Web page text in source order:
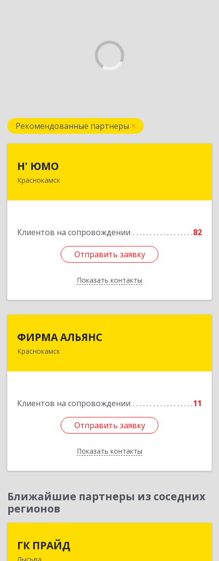
Рекомендованные партнеры
Н' ЮМО
Краснокамск
Клиентов на сопровождении 82
Отправить заявку
Показать контакты
617060, Пермский край, Краснокамский р-н,
Подробнее
Отправить заявку
Назад
ФИРМА АЛЬЯНС
Краснокамск
Клиентов на сопровождении 11
Отправить заявку
Показать контакты
Отправить заявку
Назад
Ближайшие партнеры из соседних
регионов
ГК ПРАЙД
Лысьва